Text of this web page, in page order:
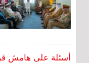
أسئلة على هامش